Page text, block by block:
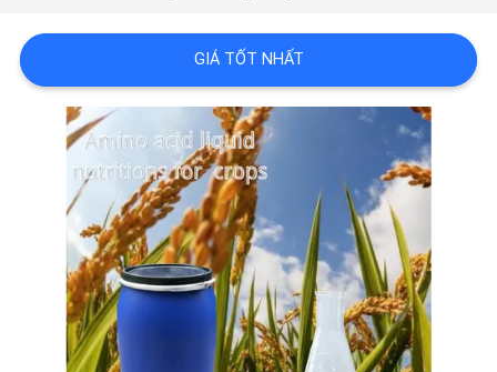
LƯỢNG
CHÚNG
GIÁ TỐT NHẤT